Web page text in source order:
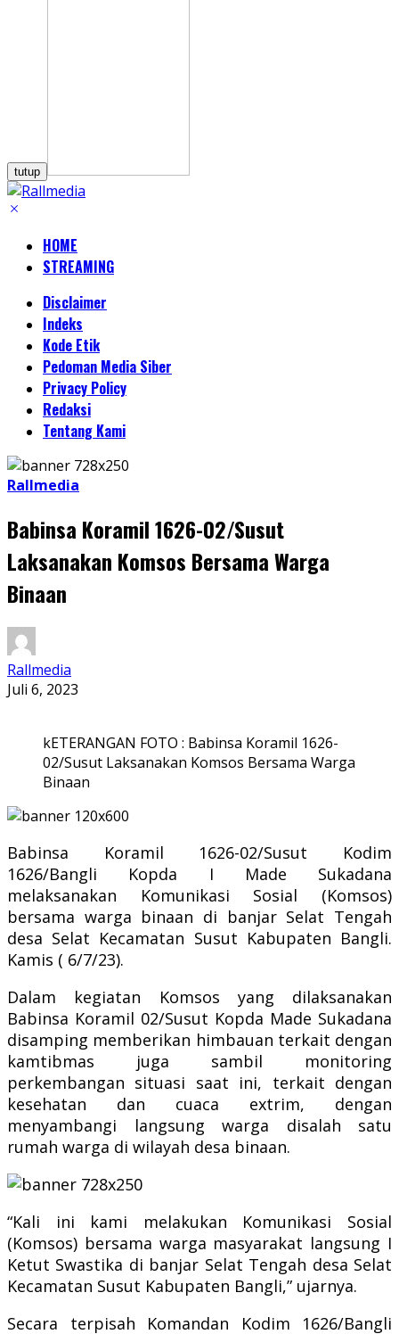
tutup
HOME
STREAMING
Disclaimer
Indeks
Kode Etik
Pedoman Media Siber
Privacy Policy
Redaksi
Tentang Kami
Rallmedia
Babinsa Koramil 1626-02/Susut
Laksanakan Komsos Bersama Warga
Binaan
Rallmedia
Juli 6, 2023
kETERANGAN FOTO : Babinsa Koramil 1626-
02/Susut Laksanakan Komsos Bersama Warga
Binaan
Babinsa Koramil 1626-02/Susut Kodim
1626/Bangli Kopda I Made Sukadana
melaksanakan Komunikasi Sosial (Komsos)
bersama warga binaan di banjar Selat Tengah
desa Selat Kecamatan Susut Kabupaten Bangli.
Kamis ( 6/7/23).
Dalam kegiatan Komsos yang dilaksanakan
Babinsa Koramil 02/Susut Kopda Made Sukadana
disamping memberikan himbauan terkait dengan
kamtibmas juga sambil monitoring
perkembangan situasi saat ini, terkait dengan
kesehatan dan cuaca extrim, dengan
menyambangi langsung warga disalah satu
rumah warga di wilayah desa binaan.
“Kali ini kami melakukan Komunikasi Sosial
(Komsos) bersama warga masyarakat langsung I
Ketut Swastika di banjar Selat Tengah desa Selat
Kecamatan Susut Kabupaten Bangli,” ujarnya.
Secara terpisah Komandan Kodim 1626/Bangli